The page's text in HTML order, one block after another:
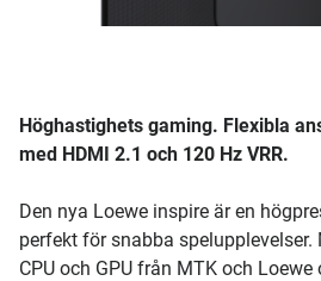
Höghastighets gaming. Flexibla
med HDMI 2.1 och 120 Hz VRR.
Den nya Loewe inspire är en
perfekt för snabba
CPU och GPU från MTK och